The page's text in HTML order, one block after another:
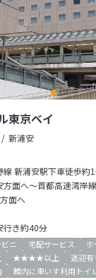
東京ベイ
新浦安
新浦安駅下車徒歩約
面へ～首都高速湾岸
面へ
行き約40分
ニ 宅配サービス
★★★★以上
送迎有
館内に車いす利用トイ